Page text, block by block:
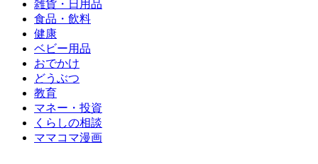
雑貨・日用品
食品・飲料
健康
ベビー用品
おでかけ
どうぶつ
教育
マネー・投資
くらしの相談
ママコマ漫画